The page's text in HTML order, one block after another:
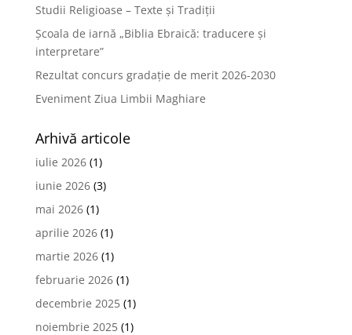
Studii Religioase – Texte și Tradiții
Școala de iarnă „Biblia Ebraică: traducere și
interpretare”
Rezultat concurs gradație de merit 2026-2030
Eveniment Ziua Limbii Maghiare
Arhivă articole
iulie 2026(1)
iunie 2026(3)
mai 2026(1)
aprilie 2026(1)
martie 2026(1)
februarie 2026(1)
decembrie 2025(1)
noiembrie 2025(1)